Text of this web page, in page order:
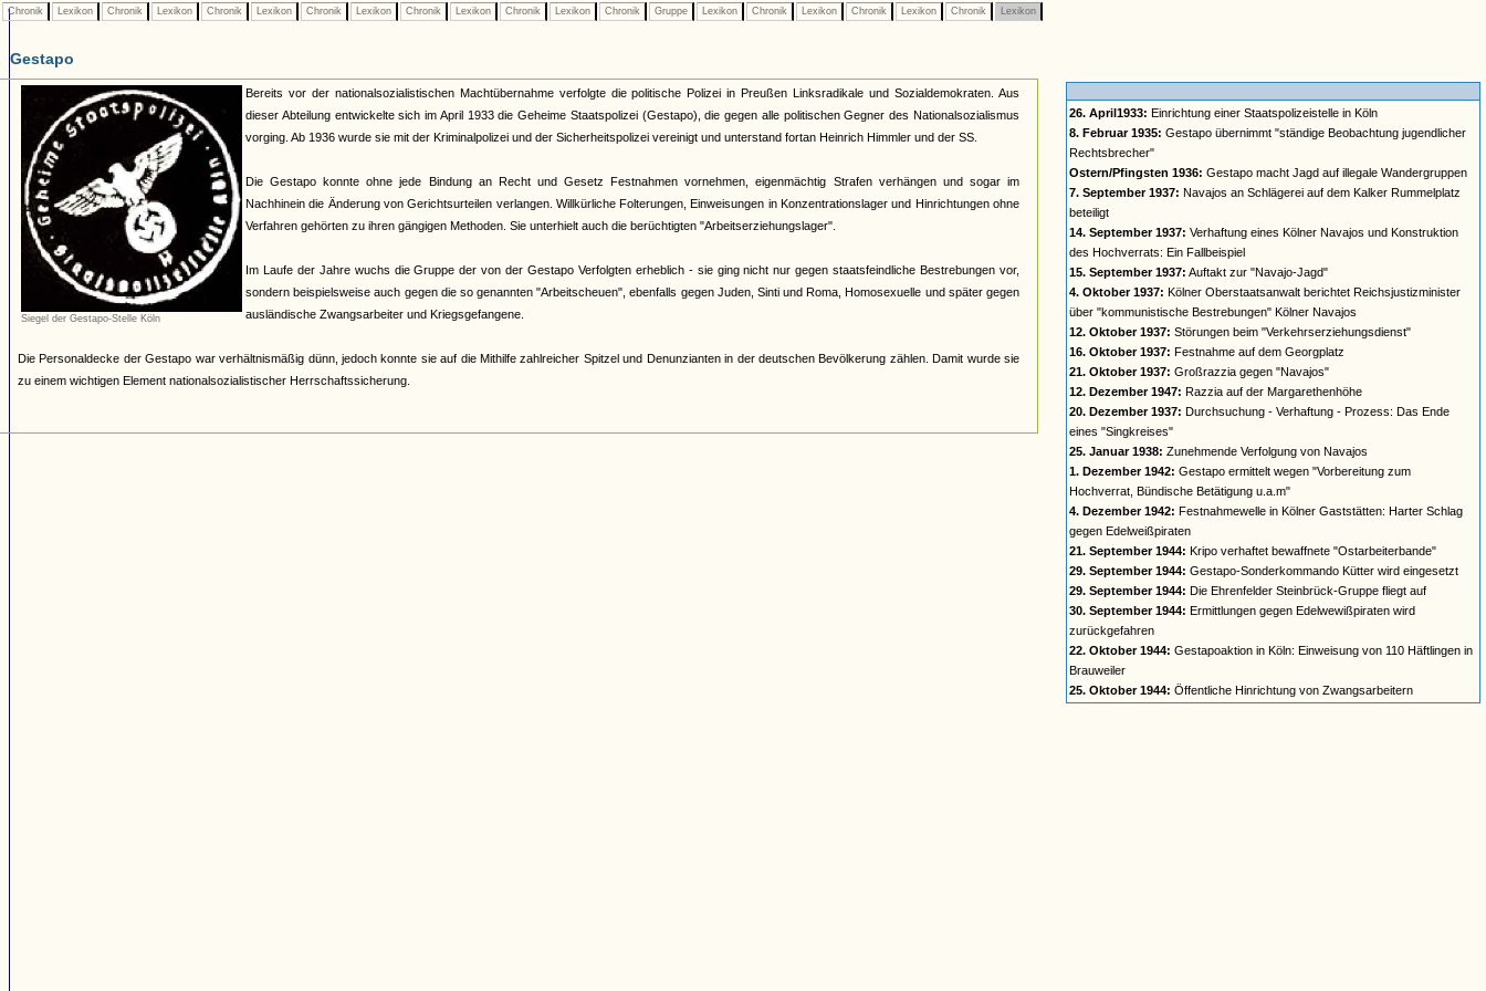
Chronik Lexikon Chronik Lexikon Chronik Lexikon Chronik Lexikon Chronik Lexikon Chronik Lexikon Chronik Gruppe Lexikon Chronik Lexikon Chronik Lexikon Chronik Lexikon
Gestapo
Siegel der Gestapo-Stelle Köln
Bereits vor der nationalsozialistischen Machtübernahme verfolgte die politische Polizei in Preußen Linksradikale und Sozialdemokraten. Aus
dieser Abteilung entwickelte sich im April 1933 die Geheime Staatspolizei (Gestapo), die gegen alle politischen Gegner des Nationalsozialismus
vorging. Ab 1936 wurde sie mit der Kriminalpolizei und der Sicherheitspolizei vereinigt und unterstand fortan Heinrich Himmler und der SS.
Die Gestapo konnte ohne jede Bindung an Recht und Gesetz Festnahmen vornehmen, eigenmächtig Strafen verhängen und sogar im
Nachhinein die Änderung von Gerichtsurteilen verlangen. Willkürliche Folterungen, Einweisungen in Konzentrationslager und Hinrichtungen ohne
Verfahren gehörten zu ihren gängigen Methoden. Sie unterhielt auch die berüchtigten "Arbeitserziehungslager".
Im Laufe der Jahre wuchs die Gruppe der von der Gestapo Verfolgten erheblich - sie ging nicht nur gegen staatsfeindliche Bestrebungen vor,
sondern beispielsweise auch gegen die so genannten "Arbeitscheuen", ebenfalls gegen Juden, Sinti und Roma, Homosexuelle und später gegen
ausländische Zwangsarbeiter und Kriegsgefangene.
Die Personaldecke der Gestapo war verhältnismäßig dünn, jedoch konnte sie auf die Mithilfe zahlreicher Spitzel und Denunzianten in der deutschen Bevölkerung zählen. Damit wurde sie
zu einem wichtigen Element nationalsozialistischer Herrschaftssicherung.
26. April1933: Einrichtung einer Staatspolizeistelle in Köln
8. Februar 1935: Gestapo übernimmt "ständige Beobachtung jugendlicher
Rechtsbrecher"
Ostern/Pfingsten 1936: Gestapo macht Jagd auf illegale Wandergruppen
7. September 1937: Navajos an Schlägerei auf dem Kalker Rummelplatz
beteiligt
14. September 1937: Verhaftung eines Kölner Navajos und Konstruktion
des Hochverrats: Ein Fallbeispiel
15. September 1937: Auftakt zur "Navajo-Jagd"
4. Oktober 1937: Kölner Oberstaatsanwalt berichtet Reichsjustizminister
über "kommunistische Bestrebungen" Kölner Navajos
12. Oktober 1937: Störungen beim "Verkehrserziehungsdienst"
16. Oktober 1937: Festnahme auf dem Georgplatz
21. Oktober 1937: Großrazzia gegen "Navajos"
12. Dezember 1947: Razzia auf der Margarethenhöhe
20. Dezember 1937: Durchsuchung - Verhaftung - Prozess: Das Ende
eines "Singkreises"
25. Januar 1938: Zunehmende Verfolgung von Navajos
1. Dezember 1942: Gestapo ermittelt wegen "Vorbereitung zum
Hochverrat, Bündische Betätigung u.a.m"
4. Dezember 1942: Festnahmewelle in Kölner Gaststätten: Harter Schlag
gegen Edelweißpiraten
21. September 1944: Kripo verhaftet bewaffnete "Ostarbeiterbande"
29. September 1944: Gestapo-Sonderkommando Kütter wird eingesetzt
29. September 1944: Die Ehrenfelder Steinbrück-Gruppe fliegt auf
30. September 1944: Ermittlungen gegen Edelwewißpiraten wird
zurückgefahren
22. Oktober 1944: Gestapoaktion in Köln: Einweisung von 110 Häftlingen in
Brauweiler
25. Oktober 1944: Öffentliche Hinrichtung von Zwangsarbeitern